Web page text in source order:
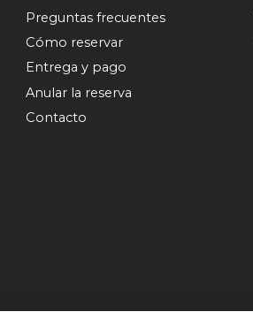
Preguntas frecuentes
Cómo reservar
Entrega y pago
Anular la reserva
Contacto